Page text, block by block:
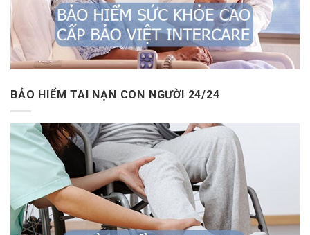
BẢO HIỂM TAI NẠN CON NGƯỜI 24/24